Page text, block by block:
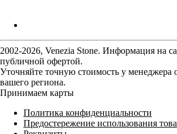
2002-2026, Venezia Stone. Информация на
публичной офертой.
Уточняйте точную стоимость у менеджера
вашего региона.
Принимаем карты
Политика конфиденциальности
Предостережение использования